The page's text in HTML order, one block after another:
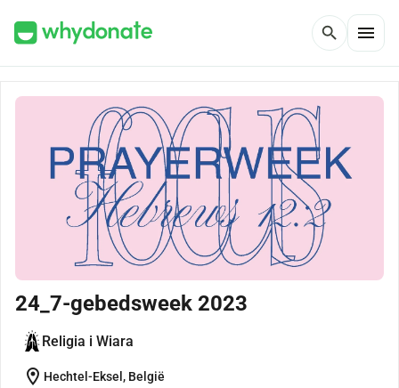
search menu
24_7-gebedsweek 2023
Religia i Wiara
location_on Hechtel-Eksel, België